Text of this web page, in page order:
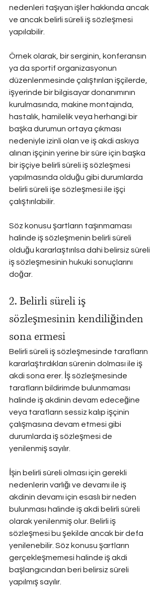
nedenleri taşıyan işler hakkında ancak
ve ancak belirli süreli iş sözleşmesi
yapılabilir.
Örnek olarak, bir serginin, konferansın
ya da sportif organizasyonun
düzenlenmesinde çalıştırılan işçilerde,
işyerinde bir bilgisayar donanımının
kurulmasında, makine montajında,
hastalık, hamilelik veya herhangi bir
başka durumun ortaya çıkması
nedeniyle izinli olan ve iş akdi askıya
alınan işçinin yerine bir süre için başka
bir işçiye belirli süreli iş sözleşmesi
yapılmasında olduğu gibi durumlarda
belirli süreli işe sözleşmesi ile işçi
çalıştırılabilir.
Söz konusu şartların taşınmaması
halinde iş sözleşmenin belirli süreli
olduğu kararlaştırılsa dahi belirsiz süreli
iş sözleşmesinin hukuki sonuçlarını
doğar.
2. Belirli süreli iş
sözleşmesinin kendiliğinden
sona ermesi
Belirli süreli iş sözleşmesinde tarafların
kararlaştırdıkları sürenin dolması ile iş
akdi sona erer. İş sözleşmesinde
tarafların bildirimde bulunmaması
halinde iş akdinin devam edeceğine
veya tarafların sessiz kalıp işçinin
çalışmasına devam etmesi gibi
durumlarda iş sözleşmesi de
yenilenmiş sayılır.
İşin belirli süreli olması için gerekli
nedenlerin varlığı ve devamı ile iş
akdinin devamı için esaslı bir neden
bulunması halinde iş akdi belirli süreli
olarak yenilenmiş olur. Belirli iş
sözleşmesi bu şekilde ancak bir defa
yenilenebilir. Söz konusu şartların
gerçekleşmemesi halinde iş akdi
başlangıcından beri belirsiz süreli
yapılmış sayılır.